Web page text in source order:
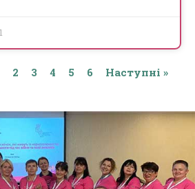
2 3 4 5 6 Наступні »